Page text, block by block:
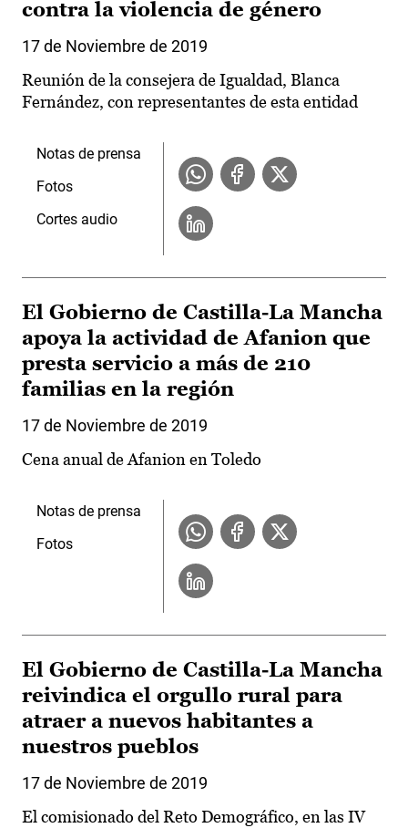
contra la violencia de género
17 de Noviembre de 2019
Reunión de la consejera de Igualdad, Blanca
Fernández, con representantes de esta entidad
Notas de prensa
Fotos
Cortes audio
El Gobierno de Castilla-La Mancha
apoya la actividad de Afanion que
presta servicio a más de 210
familias en la región
17 de Noviembre de 2019
Cena anual de Afanion en Toledo
Notas de prensa
Fotos
El Gobierno de Castilla-La Mancha
reivindica el orgullo rural para
atraer a nuevos habitantes a
nuestros pueblos
17 de Noviembre de 2019
El comisionado del Reto Demográfico, en las IV